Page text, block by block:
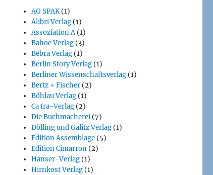
AG SPAK(1)
Alibri Verlag (1)
Assoziation A(1)
Bahoe Verlag (3)
Bebra Verlag (1)
Berlin Story Verlag (1)
Berliner Wissenschaftsverlag (1)
Bertz + Fischer (2)
Böhlau Verlag (1)
Ca Ira-Verlag (2)
Die Buchmacherei (7)
Dölling und Galitz Verlag (1)
Edition Assemblage (5)
Edition Cimarron (2)
Hanser-Verlag (1)
Hirnkost Verlag (1)